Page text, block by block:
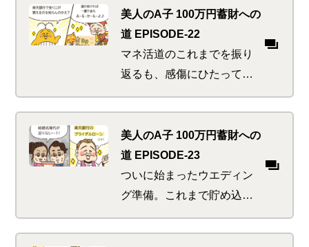
ン、ステキな戸建て～妄想
を広げる楽しい時間。先立
つもののアテを除けば…
美人のA子 100万円蓄財への
道 EPISODE-22
マネ活道のこれまでを振り
返るも、感傷にひたってい
る場合ではないA子。まだマ
ネ活美人進化の途中、精進
せねば！！焦りに駆られる
中「たまには運試しでもす
ればいいじゃん～」と誘惑
の声が…
美人のA子 100万円蓄財への
道 EPISODE-23
ついに始まったウエディン
グ準備。これまで貯め込ん
だかいがあったわ！と式場
だけはケチらず大奮発。と